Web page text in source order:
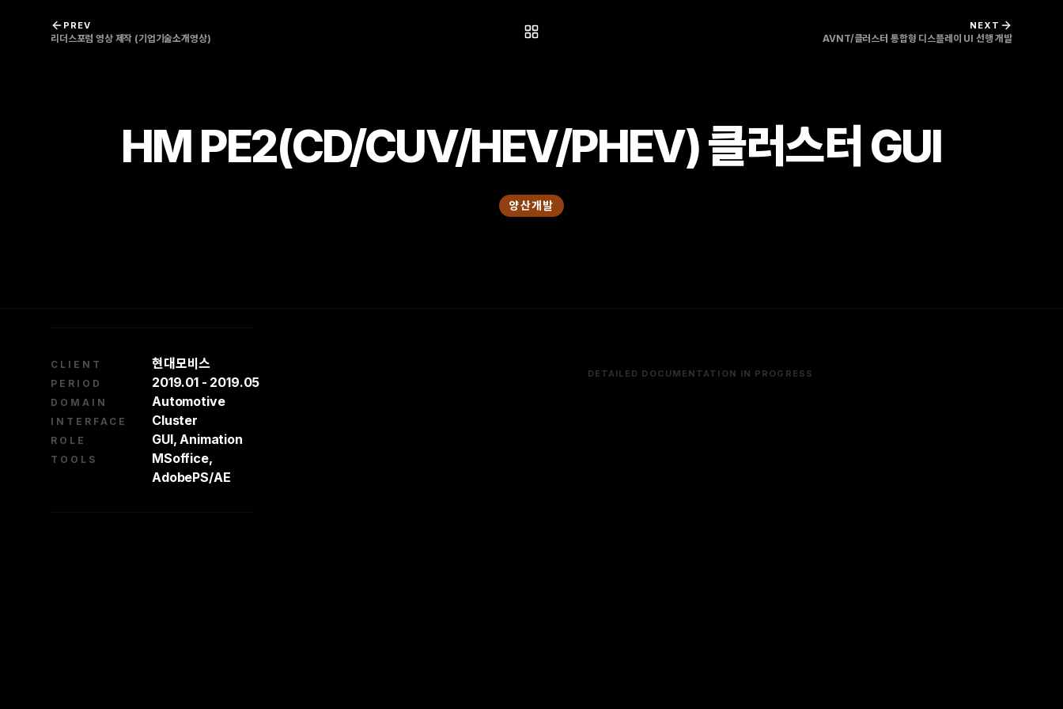
PREV
리더스포럼 영상 제작 (기업기술소개영상)
NEXT
AVNT/클러스터 통합형 디스플레이 UI 선행 개발
HM PE2(CD/CUV/HEV/PHEV) 클러스터 GUI
양산개발
CLIENT 현대모비스
PERIOD 2019.01 - 2019.05
DOMAIN Automotive
INTERFACE Cluster
ROLE GUI, Animation
TOOLS
MSoffice,
AdobePS/AE
DETAILED DOCUMENTATION IN PROGRESS